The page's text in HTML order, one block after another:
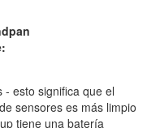
- esto significa que el
sensores es más limpio
tiene una batería